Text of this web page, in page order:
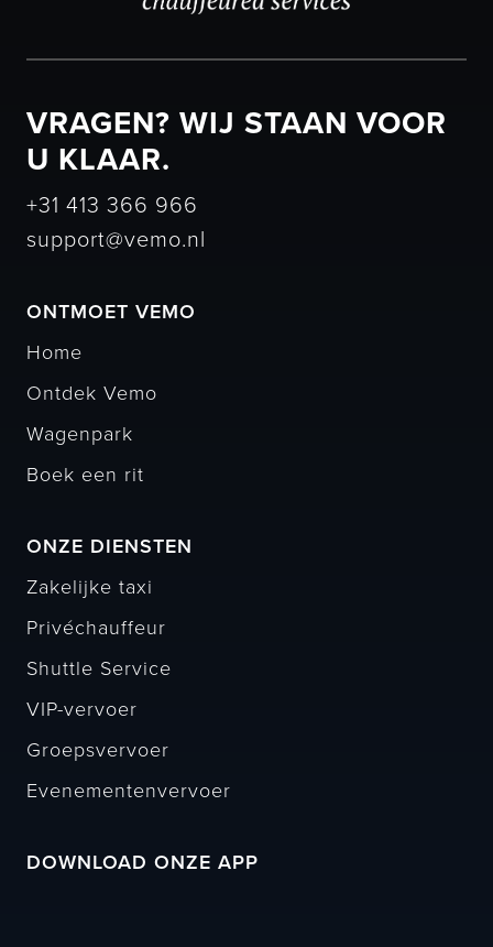
VRAGEN? WIJ STAAN VOOR
U KLAAR.
+31 413 366 966
support@vemo.nl
ONTMOET VEMO
Home
Ontdek Vemo
Wagenpark
Boek een rit
ONZE DIENSTEN
Zakelijke taxi
Privéchauffeur
Shuttle Service
VIP-vervoer
Groepsvervoer
Evenementenvervoer
DOWNLOAD ONZE APP